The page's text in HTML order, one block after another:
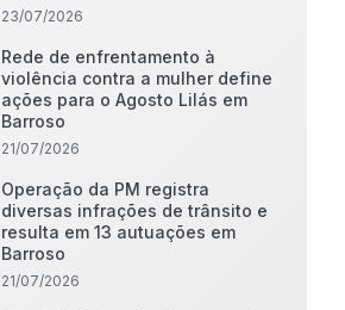
23/07/2026
Rede de enfrentamento à
violência contra a mulher define
ações para o Agosto Lilás em
Barroso
21/07/2026
Operação da PM registra
diversas infrações de trânsito e
resulta em 13 autuações em
Barroso
21/07/2026